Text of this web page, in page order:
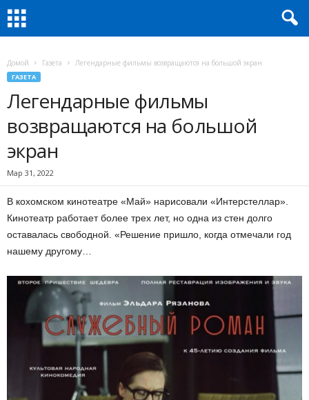
Домой Газета Легендарные фильмы возвращаются на большой экран
ГАЗЕТА
Легендарные фильмы
возвращаются на большой
экран
Мар 31, 2022
В кохомском кинотеатре «Май» нарисовали «Интерстеллар».
Кинотеатр работает более трех лет, но одна из стен долго
оставалась свободной. «Решение пришло, когда отмечали год
нашему другому…